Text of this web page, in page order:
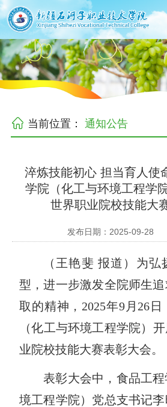
当前位置：通知公告
淬炼技能初心 担当育人
学院（化工与环境工程学
世界职业院校技能大
发布日期：2025-09-28
（王艳斐 报道）为弘
型，进一步激发全院师生
取的精神， 2025年9月26
（化工与环境工程学院）
业院校技能大赛表彰大会。
表彰大会中，食品工
境工程学院）党总支书记